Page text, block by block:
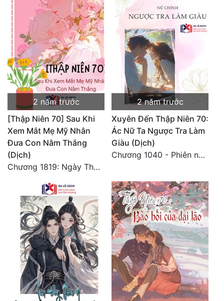
2 năm trước
[Thập Niên 70] Sau Khi
Xem Mắt Mẹ Mỹ Nhân
Đưa Con Nằm Thắng
(Dịch)
Chương 1819: Ngày Thứ Hai Trăm Lẻ Sáu Xuyên Không 4
2 năm trước
Xuyên Đến Thập Niên 70:
Ác Nữ Ta Ngược Tra Làm
Giàu (Dịch)
Chương 1040 - Phiên ngoại trở lại tận thế 9